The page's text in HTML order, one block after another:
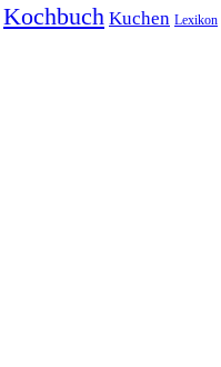
Kochbuch Kuchen Lexikon